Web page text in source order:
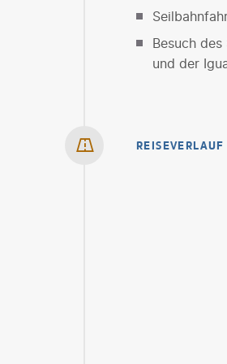
Besuch
und der
REISEVERLAUF